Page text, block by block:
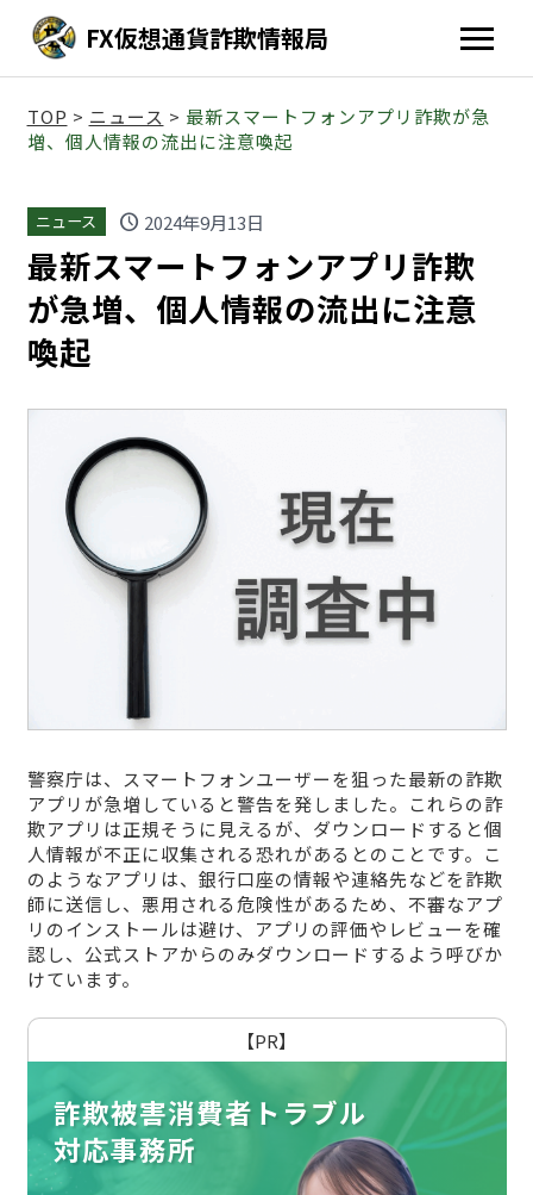
FX仮想通貨詐欺情報局
TOP > ニュース > 最新スマートフォンアプリ詐欺が急
増、個人情報の流出に注意喚起
ニュース schedule 2024年9月13日
最新スマートフォンアプリ詐欺
が急増、個人情報の流出に注意
喚起
警察庁は、スマートフォンユーザーを狙った最新の詐欺
アプリが急増していると警告を発しました。これらの詐
欺アプリは正規そうに見えるが、ダウンロードすると個
人情報が不正に収集される恐れがあるとのことです。こ
のようなアプリは、銀行口座の情報や連絡先などを詐欺
師に送信し、悪用される危険性があるため、不審なアプ
リのインストールは避け、アプリの評価やレビューを確
認し、公式ストアからのみダウンロードするよう呼びか
けています。
【PR】
詐欺被害消費者トラブル
対応事務所